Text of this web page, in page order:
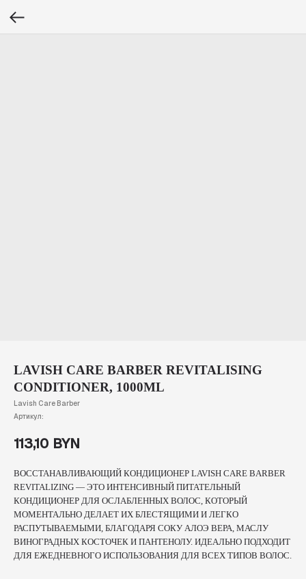
LAVISH CARE BARBER REVITALISING
CONDITIONER, 1000ML
Lavish Care Barber
Артикул:
113,10 BYN
ВОССТАНАВЛИВАЮЩИЙ КОНДИЦИОНЕР LAVISH CARE BARBER
REVITALIZING — ЭТО ИНТЕНСИВНЫЙ ПИТАТЕЛЬНЫЙ
КОНДИЦИОНЕР ДЛЯ ОСЛАБЛЕННЫХ ВОЛОС, КОТОРЫЙ
МОМЕНТАЛЬНО ДЕЛАЕТ ИХ БЛЕСТЯЩИМИ И ЛЕГКО
РАСПУТЫВАЕМЫМИ, БЛАГОДАРЯ СОКУ АЛОЭ ВЕРА, МАСЛУ
ВИНОГРАДНЫХ КОСТОЧЕК И ПАНТЕНОЛУ. ИДЕАЛЬНО ПОДХОДИТ
ДЛЯ ЕЖЕДНЕВНОГО ИСПОЛЬЗОВАНИЯ ДЛЯ ВСЕХ ТИПОВ ВОЛОС.